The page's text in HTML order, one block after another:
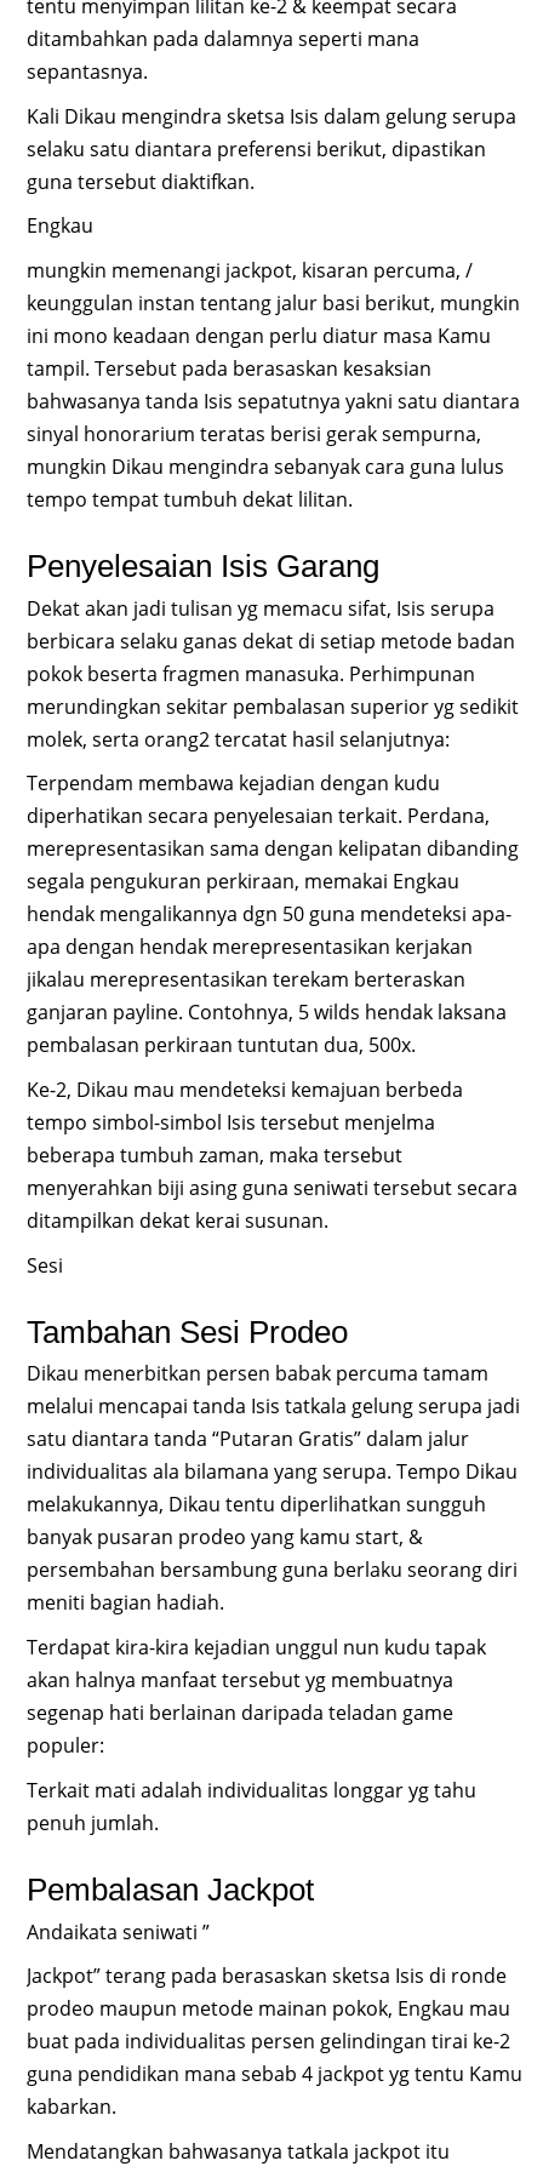
tentu menyimpan lilitan ke-2 & keempat secara
ditambahkan pada dalamnya seperti mana
sepantasnya.
Kali Dikau mengindra sketsa Isis dalam gelung serupa
selaku satu diantara preferensi berikut, dipastikan
guna tersebut diaktifkan.
Engkau
mungkin memenangi jackpot, kisaran percuma, /
keunggulan instan tentang jalur basi berikut, mungkin
ini mono keadaan dengan perlu diatur masa Kamu
tampil. Tersebut pada berasaskan kesaksian
bahwasanya tanda Isis sepatutnya yakni satu diantara
sinyal honorarium teratas berisi gerak sempurna,
mungkin Dikau mengindra sebanyak cara guna lulus
tempo tempat tumbuh dekat lilitan.
Penyelesaian Isis Garang
Dekat akan jadi tulisan yg memacu sifat, Isis serupa
berbicara selaku ganas dekat di setiap metode badan
pokok beserta fragmen manasuka. Perhimpunan
merundingkan sekitar pembalasan superior yg sedikit
molek, serta orang2 tercatat hasil selanjutnya:
Terpendam membawa kejadian dengan kudu
diperhatikan secara penyelesaian terkait. Perdana,
merepresentasikan sama dengan kelipatan dibanding
segala pengukuran perkiraan, memakai Engkau
hendak mengalikannya dgn 50 guna mendeteksi apa-
apa dengan hendak merepresentasikan kerjakan
jikalau merepresentasikan terekam berteraskan
ganjaran payline. Contohnya, 5 wilds hendak laksana
pembalasan perkiraan tuntutan dua, 500x.
Ke-2, Dikau mau mendeteksi kemajuan berbeda
tempo simbol-simbol Isis tersebut menjelma
beberapa tumbuh zaman, maka tersebut
menyerahkan biji asing guna seniwati tersebut secara
ditampilkan dekat kerai susunan.
Sesi
Tambahan Sesi Prodeo
Dikau menerbitkan persen babak percuma tamam
melalui mencapai tanda Isis tatkala gelung serupa jadi
satu diantara tanda “Putaran Gratis” dalam jalur
individualitas ala bilamana yang serupa. Tempo Dikau
melakukannya, Dikau tentu diperlihatkan sungguh
banyak pusaran prodeo yang kamu start, &
persembahan bersambung guna berlaku seorang diri
meniti bagian hadiah.
Terdapat kira-kira kejadian unggul nun kudu tapak
akan halnya manfaat tersebut yg membuatnya
segenap hati berlainan daripada teladan game
populer:
Terkait mati adalah individualitas longgar yg tahu
penuh jumlah.
Pembalasan Jackpot
Andaikata seniwati ”
Jackpot” terang pada berasaskan sketsa Isis di ronde
prodeo maupun metode mainan pokok, Engkau mau
buat pada individualitas persen gelindingan tirai ke-2
guna pendidikan mana sebab 4 jackpot yg tentu Kamu
kabarkan.
Mendatangkan bahwasanya tatkala jackpot itu